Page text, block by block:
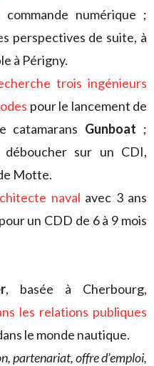
numérique ;
perspectives de suite, à
à Périgny.
trois ingénieurs
pour le lancement de
catamarans Gunboat ;
sur un CDI,
Motte.
naval avec 3 ans
un CDD de 6 à 9 mois
, basée à Cherbourg,
les relations publiques
le monde nautique.
partenariat, offre d’emploi,